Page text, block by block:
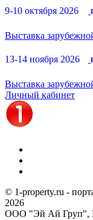
9-10 октября 2026
Выставка
13-14 ноября 2026
Выставка
Личный кабинет
© 1-property.ru -
2026
ООО "Эй Ай Груп",